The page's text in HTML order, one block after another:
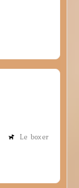
Le boxer